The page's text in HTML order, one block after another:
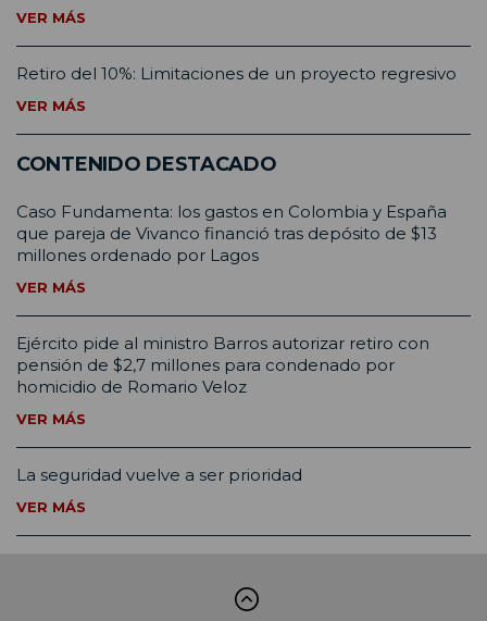
VER MÁS
Retiro del 10%: Limitaciones de un proyecto regresivo
VER MÁS
CONTENIDO DESTACADO
Caso Fundamenta: los gastos en Colombia y España
que pareja de Vivanco financió tras depósito de $13
millones ordenado por Lagos
VER MÁS
Ejército pide al ministro Barros autorizar retiro con
pensión de $2,7 millones para condenado por
homicidio de Romario Veloz
VER MÁS
La seguridad vuelve a ser prioridad
VER MÁS